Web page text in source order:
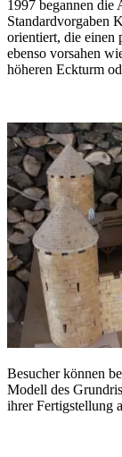
1997 begannen die
Standardvorgaben
orientiert, die einen
ebenso vorsahen
höheren Eckturm
Besucher können
Modell des
ihrer Fertigstellung